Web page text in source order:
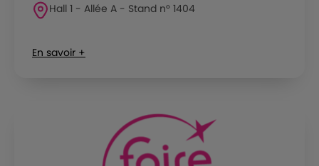
Hall 1 - Allée A - Stand n° 1404
En savoir +